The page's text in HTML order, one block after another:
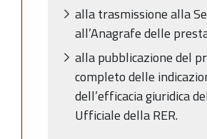
alla trasmissione alla
all’Anagrafe delle
alla pubblicazione del
completo delle
dell’efficacia giuridica
Ufficiale della RER.